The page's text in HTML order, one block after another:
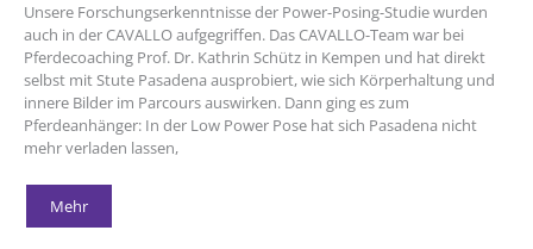
Unsere Forschungserkenntnisse der Power-Posing-Studie wurden
auch in der CAVALLO aufgegriffen. Das CAVALLO-Team war bei
Pferdecoaching Prof. Dr. Kathrin Schütz in Kempen und hat direkt
selbst mit Stute Pasadena ausprobiert, wie sich Körperhaltung und
innere Bilder im Parcours auswirken. Dann ging es zum
Pferdeanhänger: In der Low Power Pose hat sich Pasadena nicht
mehr verladen lassen,
Power
und
Mehr